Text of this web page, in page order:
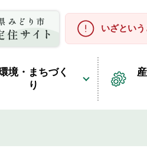
いざという
境・まちづく
り